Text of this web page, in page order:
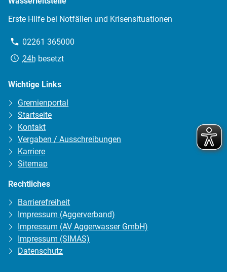
Erste Hilfe bei Notfällen und Krisensituationen
Telefon:
02261 365000
Erreichbarkeit:
24h besetzt
Wichtige Links
Gremienportal
Startseite
Kontakt
Vergaben / Ausschreibungen
Karriere
Sitemap
Rechtliches
Barrierefreiheit
Impressum (Aggerverband)
Impressum (AV Aggerwasser GmbH)
Impressum (SIMAS)
Datenschutz